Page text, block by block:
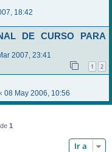
18:42
DE CURSO PARA
2007, 23:41
1 2
08 May 2006, 10:56
de 1
Ir a